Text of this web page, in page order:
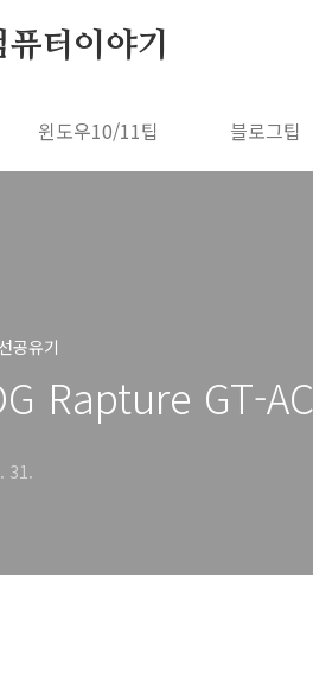
터이야기
윈도우10/11팁 블로그팁
공유기
Rapture GT-
31.